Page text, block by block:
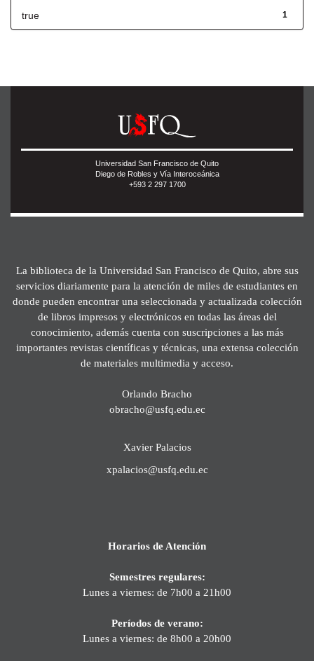
1
true
Universidad San Francisco de Quito
Diego de Robles y Vía Interoceánica
+593 2 297 1700
La biblioteca de la Universidad San Francisco de Quito, abre sus
servicios diariamente para la atención de miles de estudiantes en
donde pueden encontrar una seleccionada y actualizada colección
de libros impresos y electrónicos en todas las áreas del
conocimiento, además cuenta con suscripciones a las más
importantes revistas científicas y técnicas, una extensa colección
de materiales multimedia y acceso.
Orlando Bracho
obracho@usfq.edu.ec
Xavier Palacios
xpalacios@usfq.edu.ec
Horarios de Atención
Semestres regulares:
Lunes a viernes: de 7h00 a 21h00
Períodos de verano:
Lunes a viernes: de 8h00 a 20h00